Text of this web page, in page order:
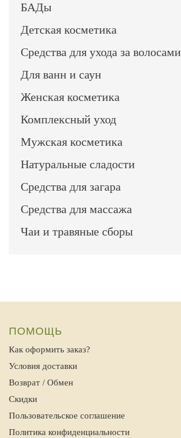
БАДы
Детская косметика
Средства для ухода за волосами
Для ванн и саун
Женская косметика
Комплексный уход
Мужская косметика
Натуральные сладости
Средства для загара
Средства для массажа
Чаи и травяные сборы
ПОМОЩЬ
Как оформить заказ?
Условия доставки
Возврат / Обмен
Скидки
Пользовательское соглашение
Политика конфиденциальности